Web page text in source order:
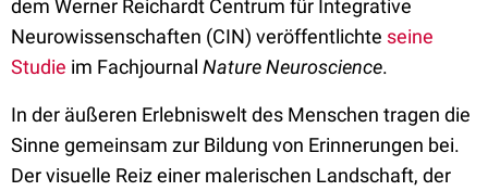
dem Werner Reichardt Centrum für Integrative
Neurowissenschaften (CIN) veröffentlichte seine
Studie im Fachjournal Nature Neuroscience.
In der äußeren Erlebniswelt des Menschen tragen die
Sinne gemeinsam zur Bildung von Erinnerungen bei.
Der visuelle Reiz einer malerischen Landschaft, der